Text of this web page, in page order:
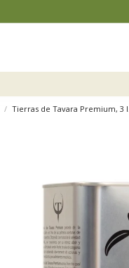
Tierras de Tavara Premium, 3 l.